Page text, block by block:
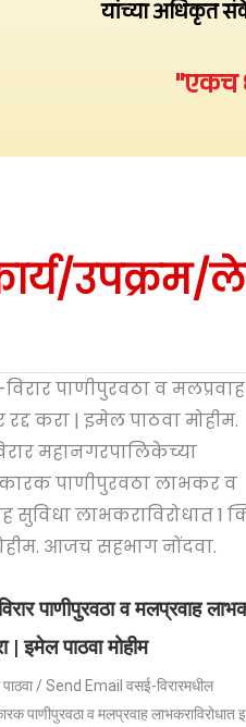
यांच्या अधिकृत
"एकच
उपक्रम/
पाणीपुरवठा व मलप्रवाह
| इमेल पाठवा मोहीम
/ Send Email वसई-विरारमधील
पाणीपुरवठा व मलप्रवाह लाभकराविरोधात